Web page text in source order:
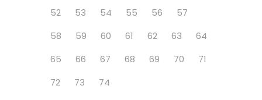
52
53 54 55 56
57
58
59 60 61 62 63
64
65
66 67 68 69 70
71
72
73 74